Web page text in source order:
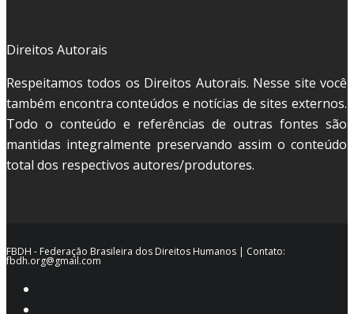
Direitos Autorais
Respeitamos todos os Direitos Autorais. Nesse site você
também encontra conteúdos e notícias de sites externos.
Todo o conteúdo e referências de outras fontes são
mantidas integralmente preservando assim o conteúdo
total dos respectivos autores/produtores.
FBDH - Federação Brasileira dos Direitos Humanos | Contato:
fbdh.org@gmail.com